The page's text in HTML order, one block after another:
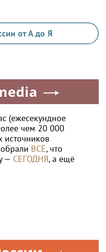
от А до Я
(ежесекундное
чем 20 000
источников
ВСЁ, что
— СЕГОДНЯ, а ещё